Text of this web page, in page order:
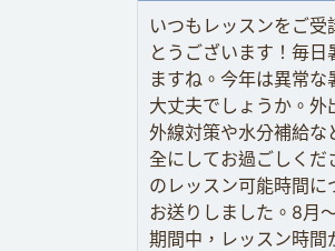
いつもレッスンをご
とうございます！毎日
ますね。今年は異常
大丈夫でしょうか。外
外線対策や水分補給な
全にしてお過ごしくだ
のレッスン可能時間に
お送りしました。8月
期間中，レッスン時間